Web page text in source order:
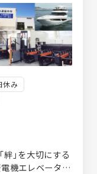
RPG） ◆大手電
上記のよ
計を支える
の方も ご活躍い
ございます。 ・
Process
善や組織目標
セスを企画・構
ス品質を保証す
験 ・
休み
」を大切にする